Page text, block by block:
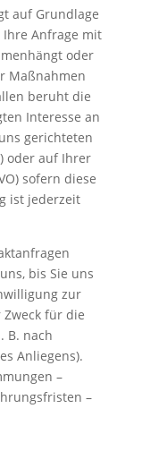
auf Grundlage
Ihre Anfrage mit
oder
Maßnahmen
beruht die
Interesse an
gerichteten
oder auf Ihrer
sofern diese
ist jederzeit
bis Sie uns
zur
für die
B. nach
Anliegens).
–
–